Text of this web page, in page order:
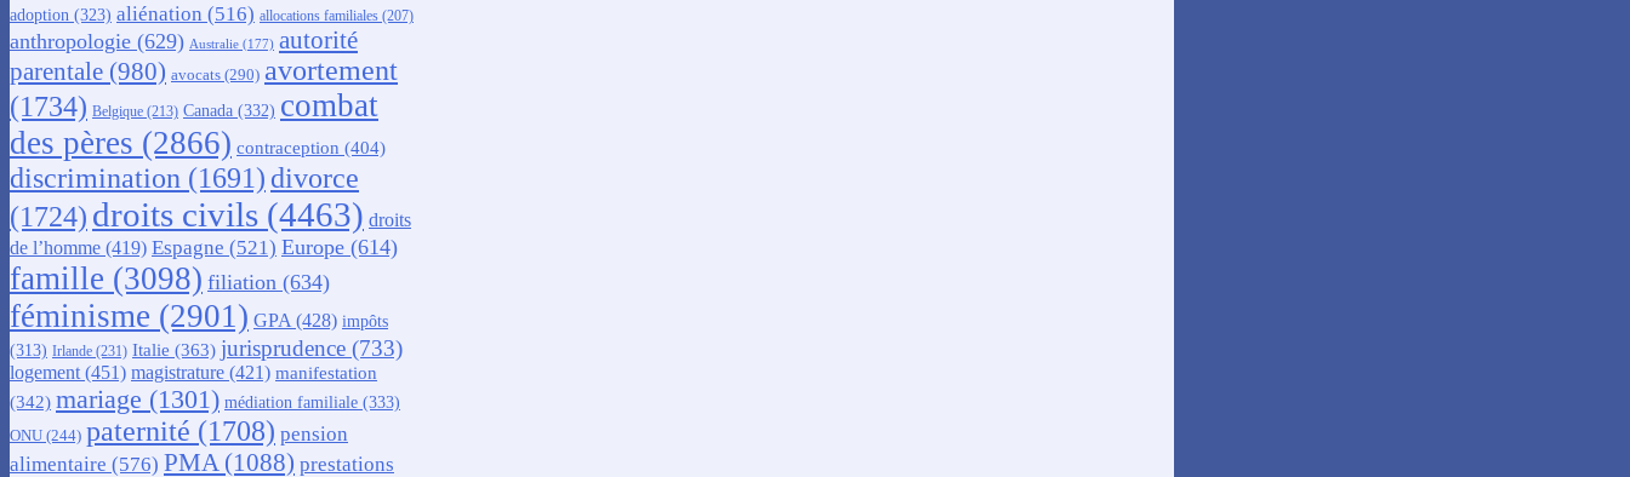
adoption (323) aliénation (516) allocations familiales (207)
anthropologie (629) Australie (177) autorité
parentale (980) avocats (290) avortement
(1734) Belgique (213) Canada (332) combat
des pères (2866) contraception (404)
discrimination (1691) divorce
(1724) droits civils (4463) droits
de l’homme (419) Espagne (521) Europe (614)
famille (3098) filiation (634)
féminisme (2901) GPA (428) impôts
(313) Irlande (231) Italie (363) jurisprudence (733)
logement (451) magistrature (421) manifestation
(342) mariage (1301) médiation familiale (333)
ONU (244) paternité (1708) pension
alimentaire (576) PMA(1088) prestations